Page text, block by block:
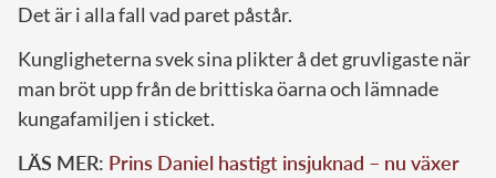
Det är i alla fall vad paret påstår.
Kungligheterna svek sina plikter å det gruvligaste när
man bröt upp från de brittiska öarna och lämnade
kungafamiljen i sticket.
LÄS MER: Prins Daniel hastigt insjuknad – nu växer